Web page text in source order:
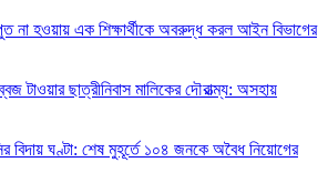
না হওয়ায় এক শিক্ষার্থীকে অবরুদ্ধ করল আইন বিভাগের
টাওয়ার ছাত্রীনিবাস মালিকের দৌরাত্ম্য: অসহায়
বিদায় ঘণ্টা: শেষ মুহূর্তে ১০৪ জনকে অবৈধ নিয়োগের